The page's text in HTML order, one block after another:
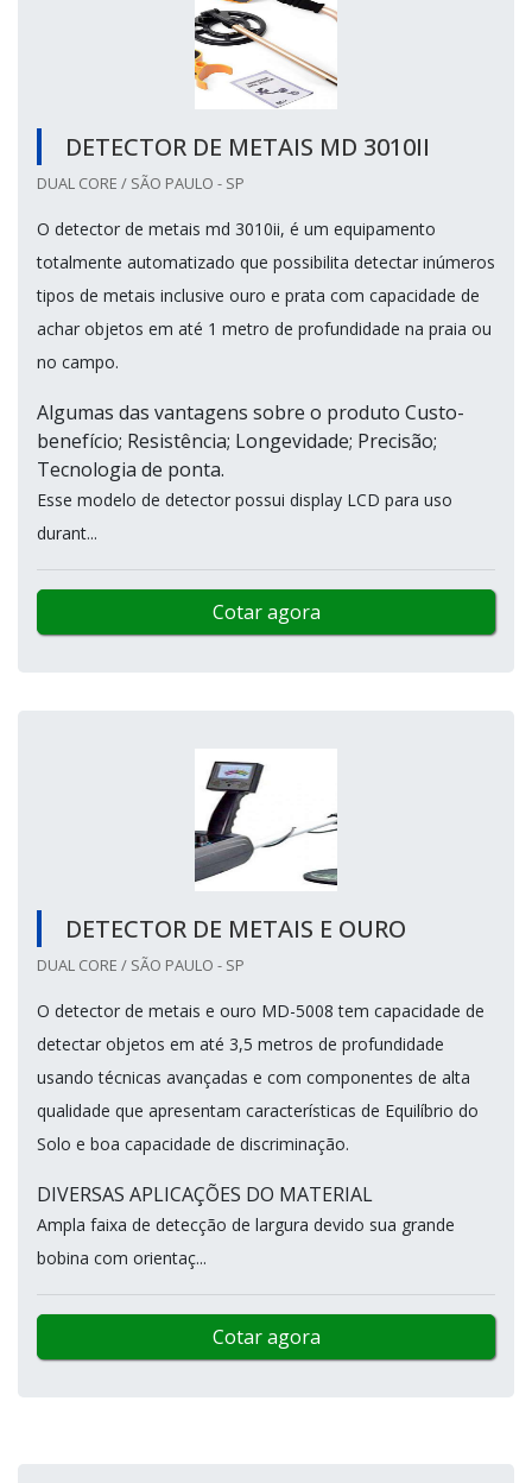
DETECTOR DE METAIS MD 3010II
DUAL CORE / SÃO PAULO - SP
O detector de metais md 3010ii, é um equipamento
totalmente automatizado que possibilita detectar inúmeros
tipos de metais inclusive ouro e prata com capacidade de
achar objetos em até 1 metro de profundidade na praia ou
no campo.
Algumas das vantagens sobre o produto Custo-
benefício; Resistência; Longevidade; Precisão;
Tecnologia de ponta.
Esse modelo de detector possui display LCD para uso
durant...
Cotar agora
DETECTOR DE METAIS E OURO
DUAL CORE / SÃO PAULO - SP
O detector de metais e ouro MD-5008 tem capacidade de
detectar objetos em até 3,5 metros de profundidade
usando técnicas avançadas e com componentes de alta
qualidade que apresentam características de Equilíbrio do
Solo e boa capacidade de discriminação.
DIVERSAS APLICAÇÕES DO MATERIAL
Ampla faixa de detecção de largura devido sua grande
bobina com orientaç...
Cotar agora